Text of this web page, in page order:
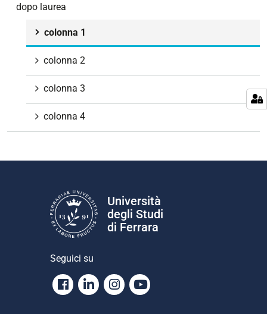
dopo laurea
colonna 1
colonna 2
colonna 3
colonna 4
Università
degli Studi
di Ferrara
Seguici su
Facebook
LinkedinInstagram
Youtube